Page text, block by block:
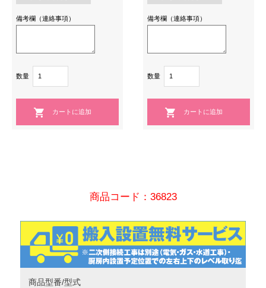
備考欄（連絡事項）
数量
備考欄（連絡事項）
数量
商品コード：36823
商品型番/型式